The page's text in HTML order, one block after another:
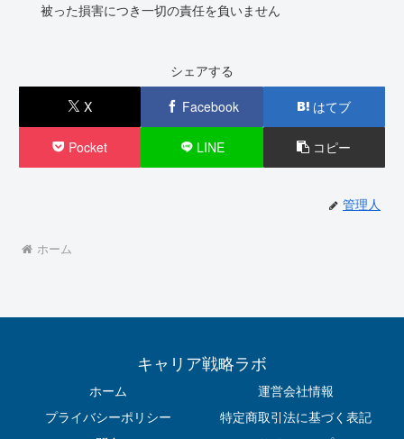
被った損害につき一切の責任を負いません
シェアする
X
Facebook はてブ
Pocket LINE コピー
管理人
ホーム
キャリア戦略ラボ
ホーム
運営会社情報
プライバシーポリシー
特定商取引法に基づく表記